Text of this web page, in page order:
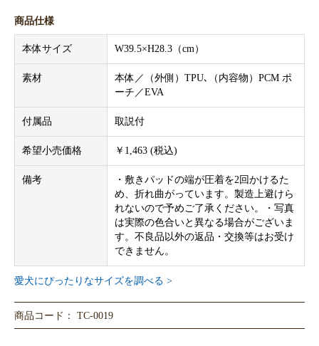
商品仕様
本体サイズ W39.5×H28.3（cm）
素材
本体／（外側）TPU､（内容物）PCM ポ
ーチ／EVA
付属品 取説付
希望小売価格 ￥1,463 (税込)
備考
・敷きパッドの端が圧着を2回かけるた
め、折れ曲がっています。製造上避けら
れないので予めご了承ください。・写真
は実際の色合いと異なる場合がございま
す。不良品以外の返品・交換等はお受け
できません。
愛犬にぴったりなサイズを調べる >
商品コード： TC-0019